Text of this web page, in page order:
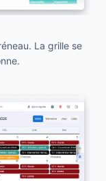
La grille se